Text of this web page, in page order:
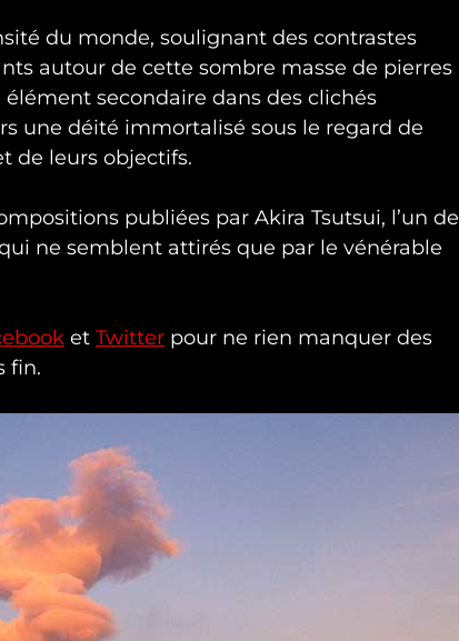
du monde, soulignant des contrastes
autour de cette sombre masse de pierres
secondaire dans des clichés
une déité immortalisé sous le regard de
de leurs objectifs.
publiées par Akira Tsutsui, l’un de
ne semblent attirés que par le vénérable
et Twitter pour ne rien manquer des
fin.